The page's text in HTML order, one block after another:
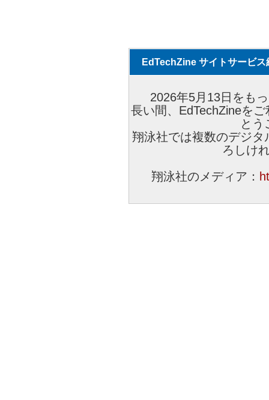
EdTechZine サイトサービス
2026年5月13日をも
長い間、EdTechZineを
とう
翔泳社では複数のデジ
ろしけ
翔泳社のメディア：